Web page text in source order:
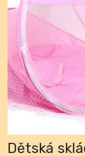
Previous
Dětská